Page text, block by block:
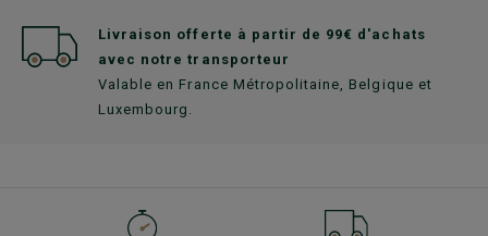
Livraison offerte à partir de 99€ d'achats
avec notre transporteur
Valable en France Métropolitaine, Belgique et
Luxembourg.